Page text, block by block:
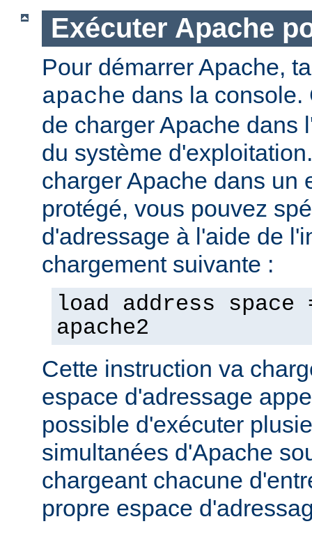
Exécuter Apache
Pour démarrer Apache,
apache dans la console.
de charger Apache dans
du système
charger Apache dans un
protégé, vous pouvez
d'adressage à l'aide de
chargement suivante :
load address space
apache2
Cette instruction va
espace d'adressage
possible d'exécuter
simultanées d'Apache
chargeant chacune
propre espace